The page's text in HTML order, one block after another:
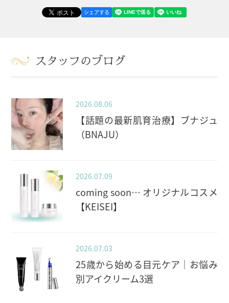
シェアする
スタッフのブログ
2026.08.06
【話題の最新肌育治療】ブナジュ
（BNAJU）
2026.07.09
coming soon… オリジナルコスメ
【KEISEI】
2026.07.03
25歳から始める目元ケア｜お悩み
別アイクリーム3選